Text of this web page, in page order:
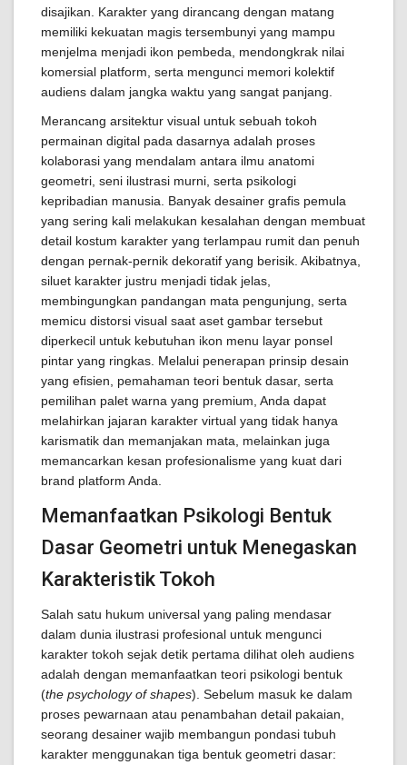
disajikan. Karakter yang dirancang dengan matang
memiliki kekuatan magis tersembunyi yang mampu
menjelma menjadi ikon pembeda, mendongkrak nilai
komersial platform, serta mengunci memori kolektif
audiens dalam jangka waktu yang sangat panjang.
Merancang arsitektur visual untuk sebuah tokoh
permainan digital pada dasarnya adalah proses
kolaborasi yang mendalam antara ilmu anatomi
geometri, seni ilustrasi murni, serta psikologi
kepribadian manusia. Banyak desainer grafis pemula
yang sering kali melakukan kesalahan dengan membuat
detail kostum karakter yang terlampau rumit dan penuh
dengan pernak-pernik dekoratif yang berisik. Akibatnya,
siluet karakter justru menjadi tidak jelas,
membingungkan pandangan mata pengunjung, serta
memicu distorsi visual saat aset gambar tersebut
diperkecil untuk kebutuhan ikon menu layar ponsel
pintar yang ringkas. Melalui penerapan prinsip desain
yang efisien, pemahaman teori bentuk dasar, serta
pemilihan palet warna yang premium, Anda dapat
melahirkan jajaran karakter virtual yang tidak hanya
karismatik dan memanjakan mata, melainkan juga
memancarkan kesan profesionalisme yang kuat dari
brand platform Anda.
Memanfaatkan Psikologi Bentuk
Dasar Geometri untuk Menegaskan
Karakteristik Tokoh
Salah satu hukum universal yang paling mendasar
dalam dunia ilustrasi profesional untuk mengunci
karakter tokoh sejak detik pertama dilihat oleh audiens
adalah dengan memanfaatkan teori psikologi bentuk
(the psychology of shapes). Sebelum masuk ke dalam
proses pewarnaan atau penambahan detail pakaian,
seorang desainer wajib membangun pondasi tubuh
karakter menggunakan tiga bentuk geometri dasar: